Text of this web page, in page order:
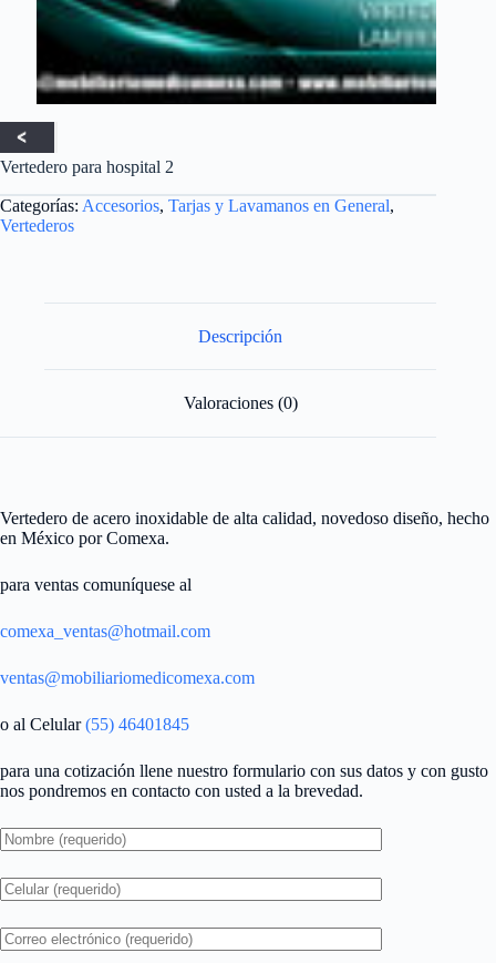
Vertedero para hospital 2
Categorías: Accesorios, Tarjas y Lavamanos en General,
Vertederos
Descripción
Valoraciones (0)
Vertedero de acero inoxidable de alta calidad, novedoso diseño, hecho
en México por Comexa.
para ventas comuníquese al
comexa_ventas@hotmail.com
ventas@mobiliariomedicomexa.com
o al Celular(55) 46401845
para una cotización llene nuestro formulario con sus datos y con gusto
nos pondremos en contacto con usted a la brevedad.